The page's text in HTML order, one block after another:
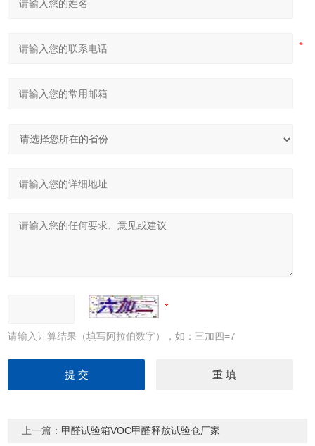
请输入计算结果（填写阿拉伯数字），如：三加四=7
上一篇： 甲醛试验箱VOC甲醛释放试验仓厂家